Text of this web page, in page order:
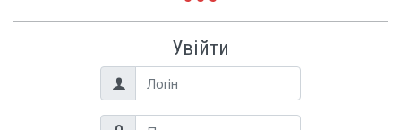
Увійти
Логін